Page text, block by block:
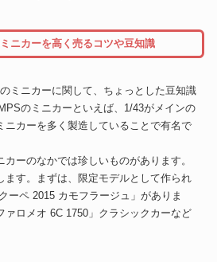
ニカーを高く売るコツや豆知識
ミニカーに関して、ちょっとした豆知識
のミニカーといえば、1/43がメインの
ニカーを多く製造していることで有名で
ーのなかでは珍しいものがあります。
ます。まずは、限定モデルとして作られ
ーペ 2015 カモフラージュ」がありま
ァロメオ 6C 1750」クラシックカーなど